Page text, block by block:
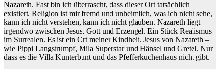
Nazareth. Fast bin ich überrascht, dass dieser Ort tatsächlich
existiert. Religion ist mir fremd und unheimlich, was ich nicht sehe,
kann ich nicht verstehen, kann ich nicht glauben. Nazareth liegt
irgendwo zwischen Jesus, Gott und Erzengel. Ein Stück Realismus
im Surrealen. Es ist ein Ort meiner Kindheit. Jesus von Nazareth –
wie Pippi Langstrumpf, Mila Superstar und Hänsel und Gretel. Nur
dass es die Villa Kunterbunt und das Pfefferkuchenhaus nicht gibt.